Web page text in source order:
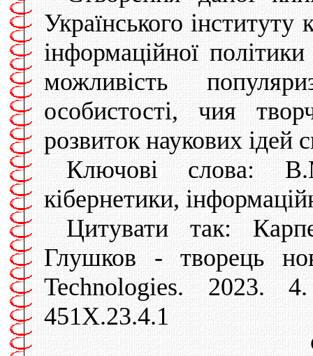
Українського
інформаційної
можливість
особистості, чия
розвиток наукових ідей
Ключові слова:
кібернетики,
Цитувати так:
Глушков - творець
Technologies. 2023.
451X.23.4.1